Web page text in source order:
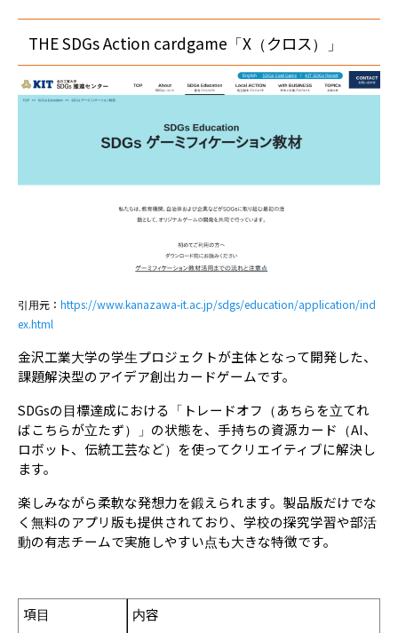
THE SDGs Action cardgame「X（クロス）」
引用元： https://www.kanazawa-it.ac.jp/sdgs/education/application/ind
ex.html
金沢工業大学の学生プロジェクトが主体となって開発した、
課題解決型のアイデア創出カードゲームです。
SDGsの目標達成における「トレードオフ（あちらを立てれ
ばこちらが立たず）」の状態を、手持ちの資源カード（AI、
ロボット、伝統工芸など）を使ってクリエイティブに解決し
ます。
楽しみながら柔軟な発想力を鍛えられます。製品版だけでな
く無料のアプリ版も提供されており、学校の探究学習や部活
動の有志チームで実施しやすい点も大きな特徴です。
項目 内容